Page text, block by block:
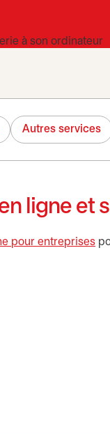
Autres services
ligne et
pour entreprises